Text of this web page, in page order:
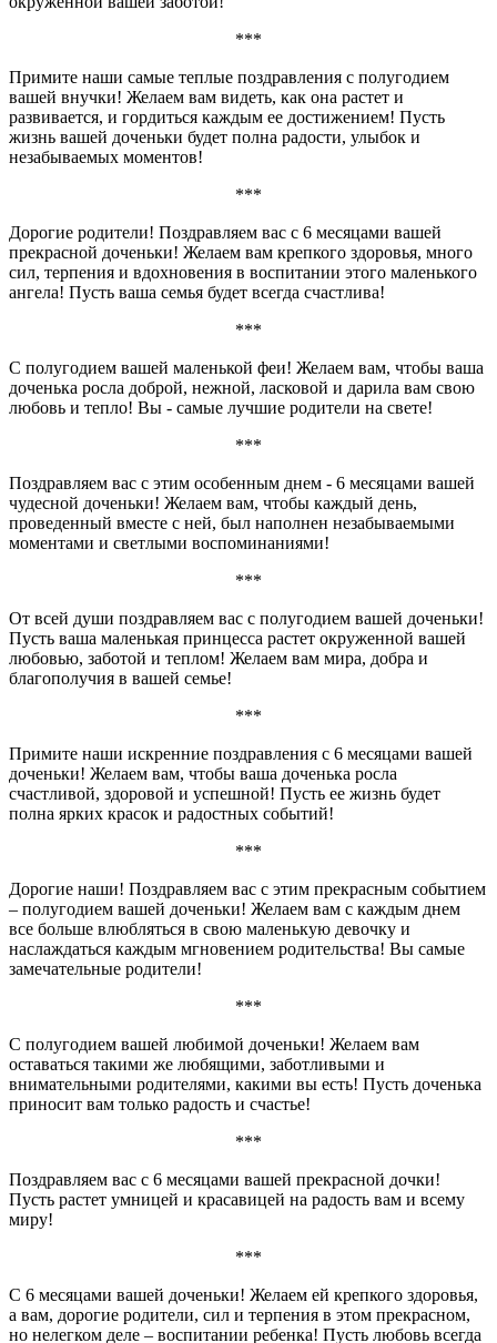
***
Примите наши самые теплые поздравления с полугодием
вашей внучки! Желаем вам видеть, как она растет и
развивается, и гордиться каждым ее достижением! Пусть
жизнь вашей доченьки будет полна радости, улыбок и
незабываемых моментов!
***
Дорогие родители! Поздравляем вас с 6 месяцами вашей
прекрасной доченьки! Желаем вам крепкого здоровья, много
сил, терпения и вдохновения в воспитании этого маленького
ангела! Пусть ваша семья будет всегда счастлива!
***
С полугодием вашей маленькой феи! Желаем вам, чтобы ваша
доченька росла доброй, нежной, ласковой и дарила вам свою
любовь и тепло! Вы - самые лучшие родители на свете!
***
Поздравляем вас с этим особенным днем - 6 месяцами вашей
чудесной доченьки! Желаем вам, чтобы каждый день,
проведенный вместе с ней, был наполнен незабываемыми
моментами и светлыми воспоминаниями!
***
От всей души поздравляем вас с полугодием вашей доченьки!
Пусть ваша маленькая принцесса растет окруженной вашей
любовью, заботой и теплом! Желаем вам мира, добра и
благополучия в вашей семье!
***
Примите наши искренние поздравления с 6 месяцами вашей
доченьки! Желаем вам, чтобы ваша доченька росла
счастливой, здоровой и успешной! Пусть ее жизнь будет
полна ярких красок и радостных событий!
***
Дорогие наши! Поздравляем вас с этим прекрасным событием
– полугодием вашей доченьки! Желаем вам с каждым днем
все больше влюбляться в свою маленькую девочку и
наслаждаться каждым мгновением родительства! Вы самые
замечательные родители!
***
С полугодием вашей любимой доченьки! Желаем вам
оставаться такими же любящими, заботливыми и
внимательными родителями, какими вы есть! Пусть доченька
приносит вам только радость и счастье!
***
Поздравляем вас с 6 месяцами вашей прекрасной дочки!
Пусть растет умницей и красавицей на радость вам и всему
миру!
***
С 6 месяцами вашей доченьки! Желаем ей крепкого здоровья,
а вам, дорогие родители, сил и терпения в этом прекрасном,
но нелегком деле – воспитании ребенка! Пусть любовь всегда